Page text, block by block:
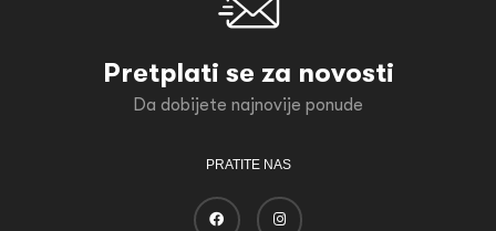
Pretplati se za novosti
Da dobijete najnovije ponude
PRATITE NAS